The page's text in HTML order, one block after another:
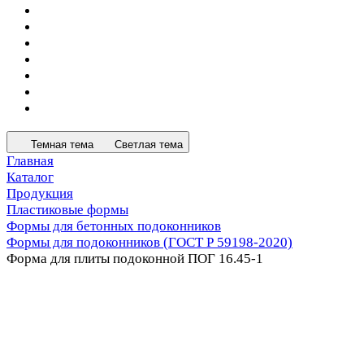
Темная тема Светлая тема
Главная
Каталог
Продукция
Пластиковые формы
Формы для бетонных подоконников
Формы для подоконников (ГОСТ Р 59198-2020)
Форма для плиты подоконной ПОГ 16.45-1